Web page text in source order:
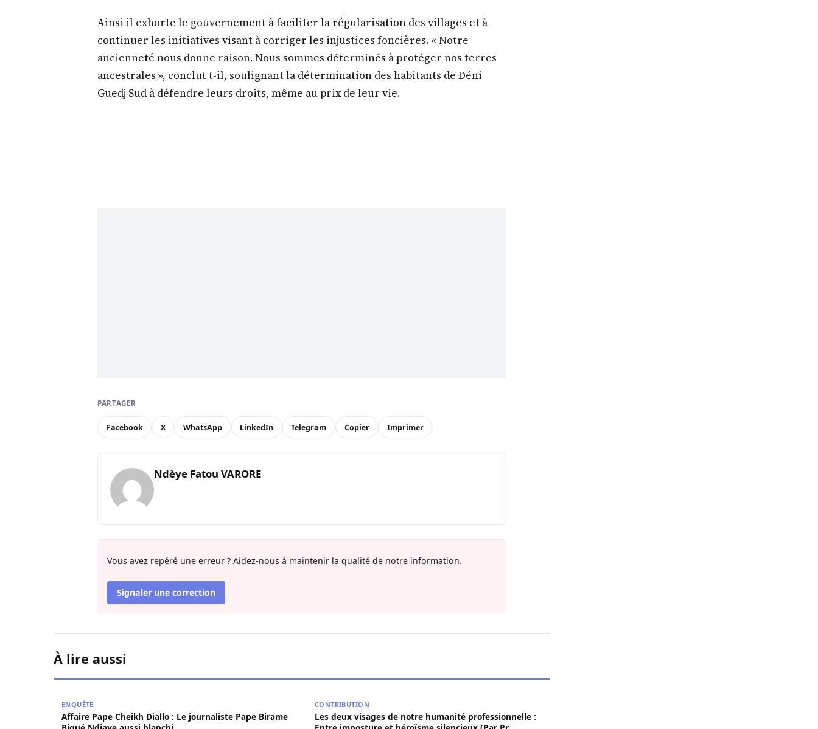
Ainsi il exhorte le gouvernement à faciliter la régularisation des villages et à
continuer les initiatives visant à corriger les injustices foncières. « Notre
ancienneté nous donne raison. Nous sommes déterminés à protéger nos terres
ancestrales », conclut t-il, soulignant la détermination des habitants de Déni
Guedj Sud à défendre leurs droits, même au prix de leur vie.
PARTAGER
Facebook X WhatsApp LinkedIn Telegram Copier Imprimer
Ndèye Fatou VARORE
Vous avez repéré une erreur ? Aidez-nous à maintenir la qualité de notre information.
Signaler une correction
À lire aussi
ENQUÊTE
Affaire Pape Cheikh Diallo : Le journaliste Pape Birame
CONTRIBUTION
Les deux visages de notre humanité professionnelle :